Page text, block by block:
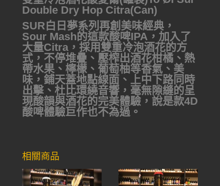
Double Dry Hop Citra(Can)
SUR白日夢系列再創美味經典，
Sour Mash的這款酸啤IPA，加入了
大量Citra，採用雙重冷泡酒花的方
式，不停堆疊、壓榨出酒花柑橘、熱
帶水果、檸檬、葡萄柚等香氣、美
味，鋪天蓋地點線面、上中下路同時
出擊、杜比環繞音響，毫無隙縫的呈
現酸韻與酒花的完美體驗，說是款4D
酸啤體驗巨作也不為過。
相關商品